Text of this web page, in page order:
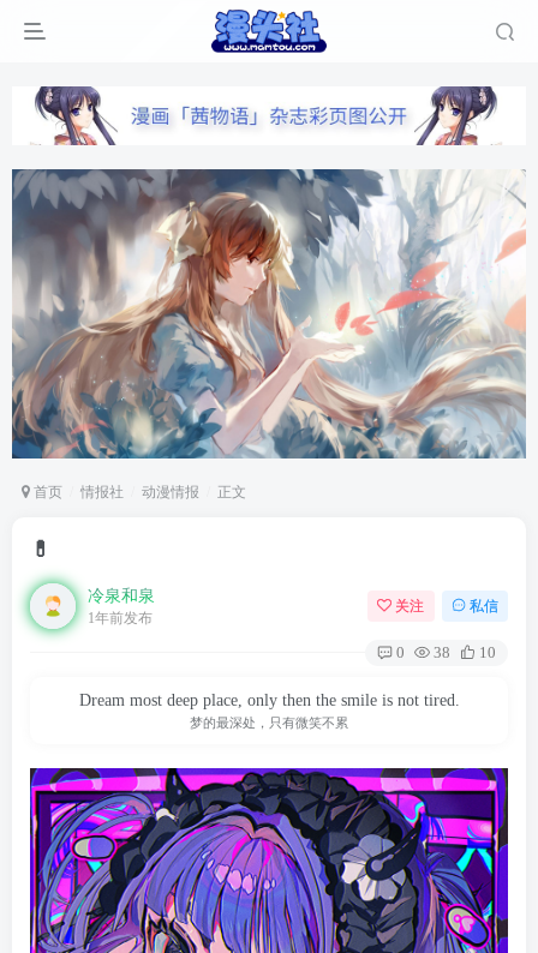
首页 情报社 动漫情报 正文
💊
冷泉和泉
1年前发布
关注 私信
0 38 10
Dream most deep place, only then the smile is not tired.
梦的最深处，只有微笑不累